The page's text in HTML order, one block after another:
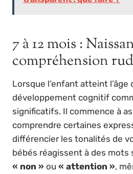
7 à 12 mois :
compréhension
Lorsque l’enfant atteint l’âge
développement cognitif
significatifs. Il commence à
comprendre certaines
différencier les tonalités de
bébés réagissent à des mots
« non » ou « attention »,